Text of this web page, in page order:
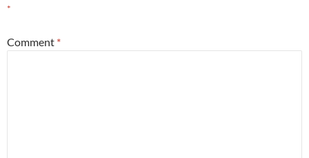
*
Comment *